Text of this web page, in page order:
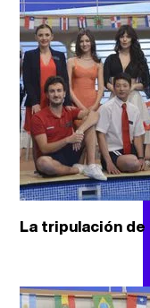
La tripulación de